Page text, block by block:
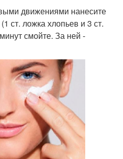
движениями нанесите
ст. ложка хлопьев и 3 ст.
смойте. За ней -